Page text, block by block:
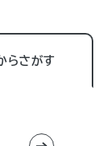
らさがす